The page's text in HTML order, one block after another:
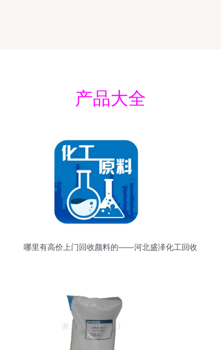
产品大全
哪里有高价上门回收颜料的——河北盛泽化工回收